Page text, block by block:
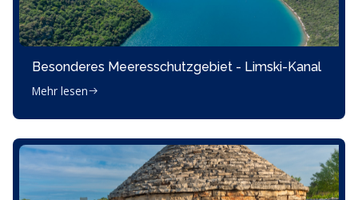
Besonderes Meeresschutzgebiet - Limski-Kanal
Mehr lesen